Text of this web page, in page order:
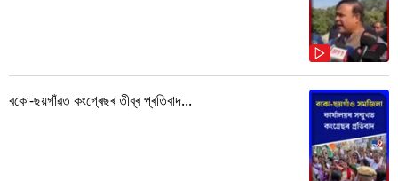
বকো-ছয়গাঁৱত কংগ্ৰেছৰ তীব্ৰ প্ৰতিবাদ...